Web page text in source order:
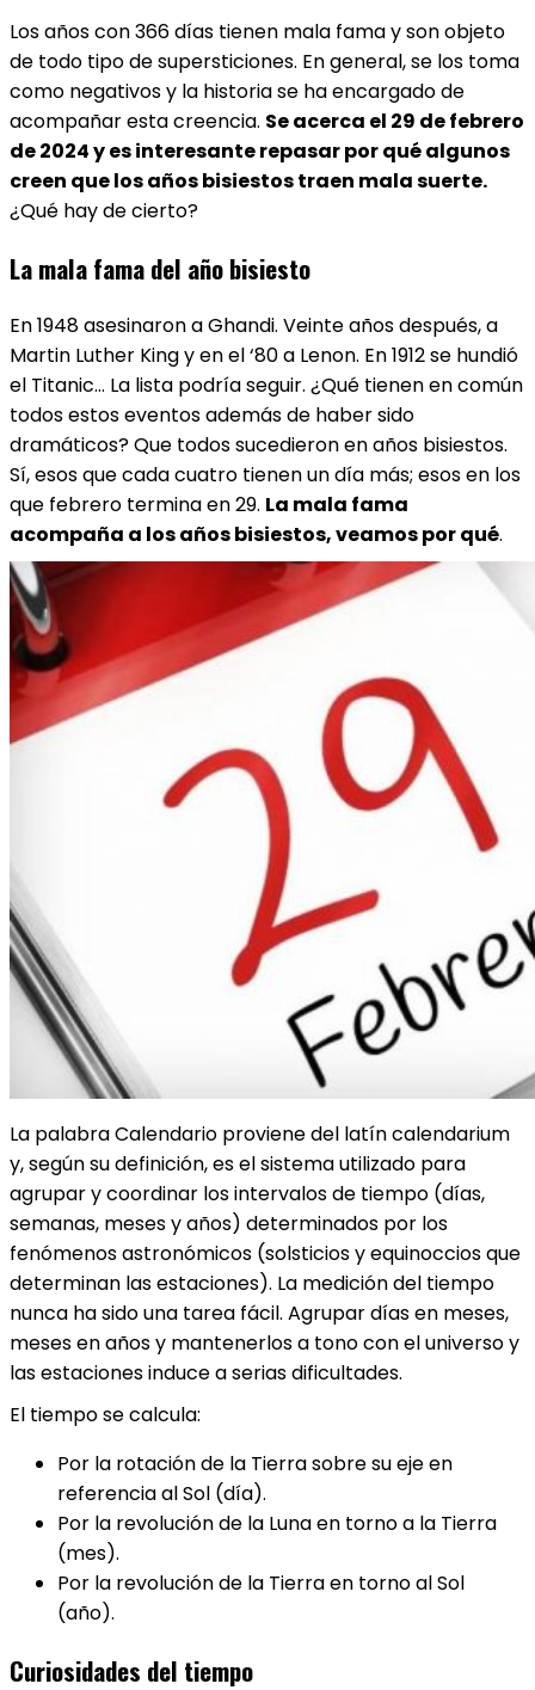
Los años con 366 días tienen mala fama y son objeto
de todo tipo de supersticiones. En general, se los toma
como negativos y la historia se ha encargado de
acompañar esta creencia. Se acerca el 29 de febrero
de 2024 y es interesante repasar por qué algunos
creen que los años bisiestos traen mala suerte.
¿Qué hay de cierto?
La mala fama del año bisiesto
En 1948 asesinaron a Ghandi. Veinte años después, a
Martin Luther King y en el ‘80 a Lenon. En 1912 se hundió
el Titanic… La lista podría seguir. ¿Qué tienen en común
todos estos eventos además de haber sido
dramáticos? Que todos sucedieron en años bisiestos.
Sí, esos que cada cuatro tienen un día más; esos en los
que febrero termina en 29. La mala fama
acompaña a los años bisiestos, veamos por qué.
La palabra Calendario proviene del latín calendarium
y, según su definición, es el sistema utilizado para
agrupar y coordinar los intervalos de tiempo (días,
semanas, meses y años) determinados por los
fenómenos astronómicos (solsticios y equinoccios que
determinan las estaciones). La medición del tiempo
nunca ha sido una tarea fácil. Agrupar días en meses,
meses en años y mantenerlos a tono con el universo y
las estaciones induce a serias dificultades.
El tiempo se calcula:
Por la rotación de la Tierra sobre su eje en
referencia al Sol (día).
Por la revolución de la Luna en torno a la Tierra
(mes).
Por la revolución de la Tierra en torno al Sol
(año).
Curiosidades del tiempo